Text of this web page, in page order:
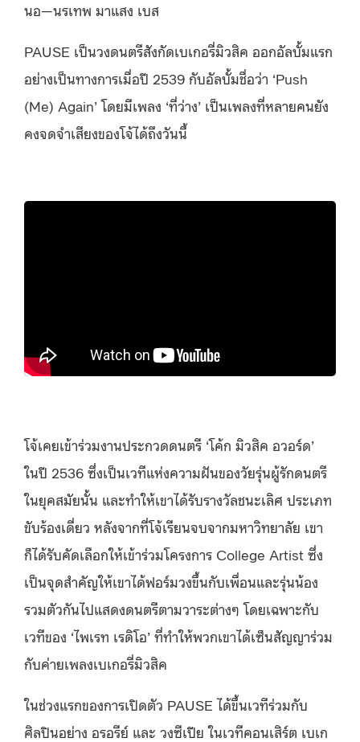
นอ—นรเทพ มาแสง เบส
PAUSE เป็นวงดนตรีสังกัดเบเกอรี่มิวสิค ออกอัลบั้มแรก
อย่างเป็นทางการเมื่อปี 2539 กับอัลบั้มชื่อว่า ‘Push
(Me) Again’ โดยมีเพลง ‘ที่ว่าง’ เป็นเพลงที่หลายคนยัง
คงจดจำเสียงของโจ้ได้ถึงวันนี้
โจ้เคยเข้าร่วมงานประกวดดนตรี ‘โค้ก มิวสิค อวอร์ด’
ในปี 2536 ซึ่งเป็นเวทีแห่งความฝันของวัยรุ่นผู้รักดนตรี
ในยุคสมัยนั้น และทำให้เขาได้รับรางวัลชนะเลิศ ประเภท
ขับร้องเดี่ยว หลังจากที่โจ้เรียนจบจากมหาวิทยาลัย เขา
ก็ได้รับคัดเลือกให้เข้าร่วมโครงการ College Artist ซึ่ง
เป็นจุดสำคัญให้เขาได้ฟอร์มวงขึ้นกับเพื่อนและรุ่นน้อง
รวมตัวกันไปแสดงดนตรีตามวาระต่างๆ โดยเฉพาะกับ
เวทีของ ‘ไพเรท เรดิโอ’ ที่ทำให้พวกเขาได้เซ็นสัญญาร่วม
กับค่ายเพลงเบเกอรี่มิวสิค
ในช่วงแรกของการเปิดตัว PAUSE ได้ขึ้นเวทีร่วมกับ
ศิลปินอย่าง อรอรีย์ และ วงซีเปีย ในเวทีคอนเสิร์ต เบเก